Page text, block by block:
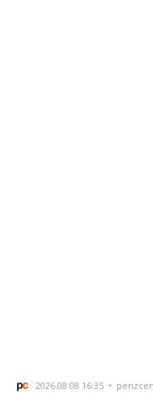
2026.08.08 16:35 •